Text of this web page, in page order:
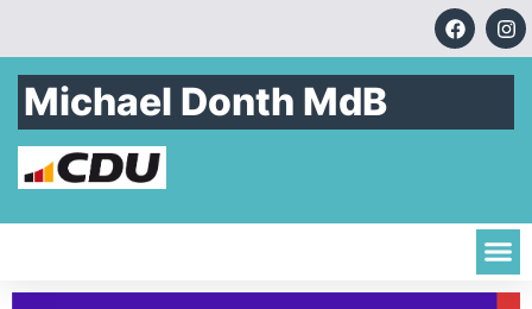
Michael Donth MdB